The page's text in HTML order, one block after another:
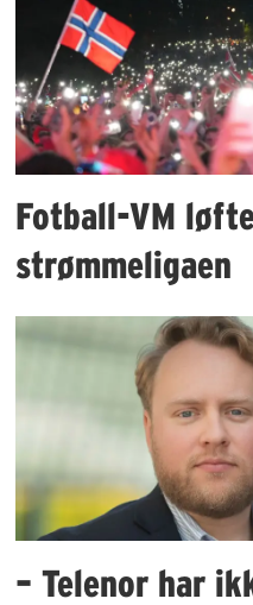
Fotball-VM
strømmeligaen
– Telenor har